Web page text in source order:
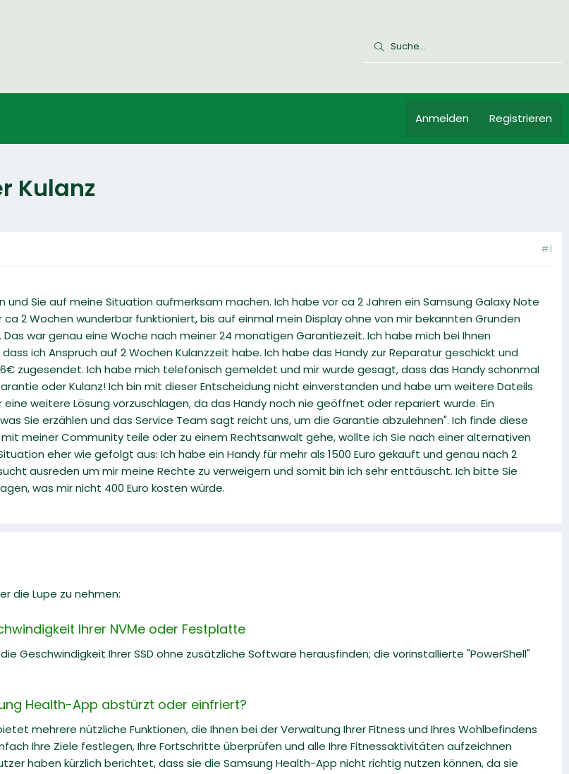
Anmelden Registrieren
Kulanz
#1
Sie auf meine Situation aufmerksam machen. Ich habe vor ca 2 Jahren ein Samsung Galaxy Note
2 Wochen wunderbar funktioniert, bis auf einmal mein Display ohne von mir bekannten Grunden
war genau eine Woche nach meiner 24 monatigen Garantiezeit. Ich habe mich bei Ihnen
ich Anspruch auf 2 Wochen Kulanzzeit habe. Ich habe das Handy zur Reparatur geschickt und
zugesendet. Ich habe mich telefonisch gemeldet und mir wurde gesagt, dass das Handy schonmal
oder Kulanz! Ich bin mit dieser Entscheidung nicht einverstanden und habe um weitere Dateils
weitere Lösung vorzuschlagen, da das Handy noch nie geöffnet oder repariert wurde. Ein
Sie erzählen und das Service Team sagt reicht uns, um die Garantie abzulehnen". Ich finde diese
meiner Community teile oder zu einem Rechtsanwalt gehe, wollte ich Sie nach einer alternativen
eher wie gefolgt aus: Ich habe ein Handy für mehr als 1500 Euro gekauft und genau nach 2
ausreden um mir meine Rechte zu verweigern und somit bin ich sehr enttäuscht. Ich bitte Sie
was mir nicht 400 Euro kosten würde.
die Lupe zu nehmen:
Ihrer NVMe oder Festplatte
Geschwindigkeit Ihrer SSD ohne zusätzliche Software herausfinden; die vorinstallierte "PowerShell"
Health-App abstürzt oder einfriert?
mehrere nützliche Funktionen, die Ihnen bei der Verwaltung Ihrer Fitness und Ihres Wohlbefindens
Ihre Ziele festlegen, Ihre Fortschritte überprüfen und alle Ihre Fitnessaktivitäten aufzeichnen
haben kürzlich berichtet, dass sie die Samsung Health-App nicht richtig nutzen können, da sie